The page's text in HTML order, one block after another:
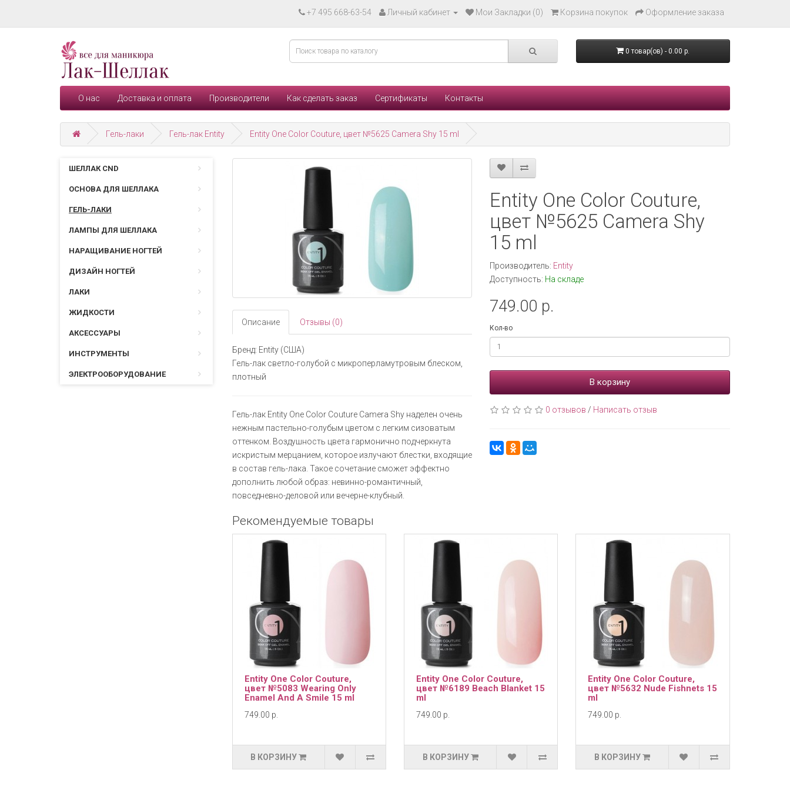
+7 495 668-63-54 Личный кабинет Мои Закладки (0) Корзина покупок Оформление заказа
0 товар(ов) - 0.00 р.
О нас Доставка и оплата Производители Как сделать заказ Сертификаты Контакты
Гель-лаки Гель-лак Entity Entity One Color Couture, цвет №5625 Camera Shy 15 ml
ШЕЛЛАК CND
ОСНОВА ДЛЯ ШЕЛЛАКА
ГЕЛЬ-ЛАКИ
ЛАМПЫ ДЛЯ ШЕЛЛАКА
НАРАЩИВАНИЕ НОГТЕЙ
ДИЗАЙН НОГТЕЙ
ЛАКИ
ЖИДКОСТИ
АКСЕССУАРЫ
ИНСТРУМЕНТЫ
ЭЛЕКТРООБОРУДОВАНИЕ
Описание Отзывы (0)
Бренд: Entity (США)
Гель-лак светло-голубой с микроперламутровым блеском,
плотный
Гель-лак Entity One Color Couture Camera Shy наделен очень
нежным пастельно-голубым цветом с легким сизоватым
оттенком. Воздушность цвета гармонично подчеркнута
искристым мерцанием, которое излучают блестки, входящие
в состав гель-лака. Такое сочетание сможет эффектно
дополнить любой образ: невинно-романтичный,
повседневно-деловой или вечерне-клубный.
Entity One Color Couture,
цвет №5625 Camera Shy
15 ml
Производитель: Entity
Доступность: На складе
749.00 р.
Кол-во
В корзину
0 отзывов / Написать отзыв
Рекомендуемые товары
Entity One Color Couture,
цвет №5083 Wearing Only
Enamel And A Smile 15 ml
749.00 р.
В КОРЗИНУ
Entity One Color Couture,
цвет №6189 Beach Blanket 15
ml
749.00 р.
В КОРЗИНУ
Entity One Color Couture,
цвет №5632 Nude Fishnets 15
ml
749.00 р.
В КОРЗИНУ